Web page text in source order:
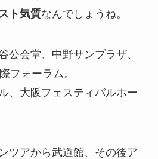
ト気質なんでしょうね。
公会堂、中野サンプラザ、
フォーラム。
、大阪フェスティバルホー
ツアから武道館、その後ア